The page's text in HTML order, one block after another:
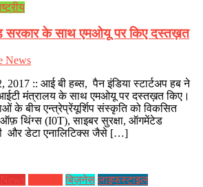
सरकार के साथ एमओयू पर किए दस्तख़त
News
2017 :: आई बी हब्स, पैन इंडिया स्टार्टअप हब ने
मंत्रालय के साथ एमओयू पर दस्तख़त किए।
के बीच एन्त्रेप्रेंयूर्शिप संस्कृति को विकसित
थिंग्स (I0T), साइबर सुरक्षा, ऑगमेंटेड
और डेटा एनालिटिक्स जैसे […]
बिज़नेस लाइफस्टाइल